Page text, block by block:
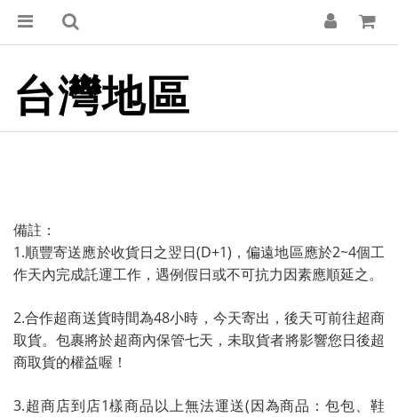
台灣地區
備註：
1.順豐寄送應於收貨日之翌日(D+1)，偏遠地區應於2~4個工
作天內完成託運工作，遇例假日或不可抗力因素應順延之。
2.合作超商送貨時間為48小時，今天寄出，後天可前往超商
取貨。包裹將於超商內保管七天，未取貨者將影響您日後超
商取貨的權益喔！
3.超商店到店1樣商品以上無法運送(因為商品：包包、鞋